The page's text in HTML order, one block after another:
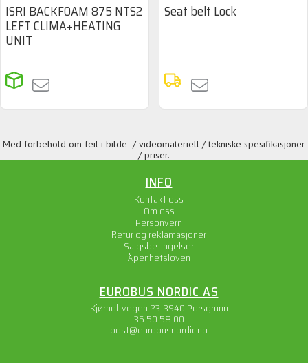
ISRI BACKFOAM 875 NTS2
LEFT CLIMA+HEATING
UNIT
Seat belt Lock
Med forbehold om feil i bilde- / videomateriell / tekniske spesifikasjoner
/ priser.
INFO
Kontakt oss
Om oss
Personvern
Retur og reklamasjoner
Salgsbetingelser
Åpenhetsloven
EUROBUS NORDIC AS
Kjørholtvegen 23. 3940 Porsgrunn
35 50 58 00
post@eurobusnordic.no